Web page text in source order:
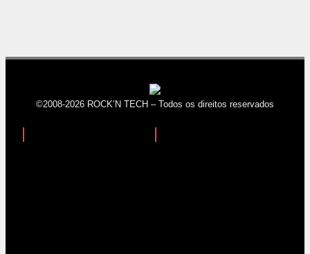
©2008-2026 ROCK’N TECH – Todos os direitos reservados